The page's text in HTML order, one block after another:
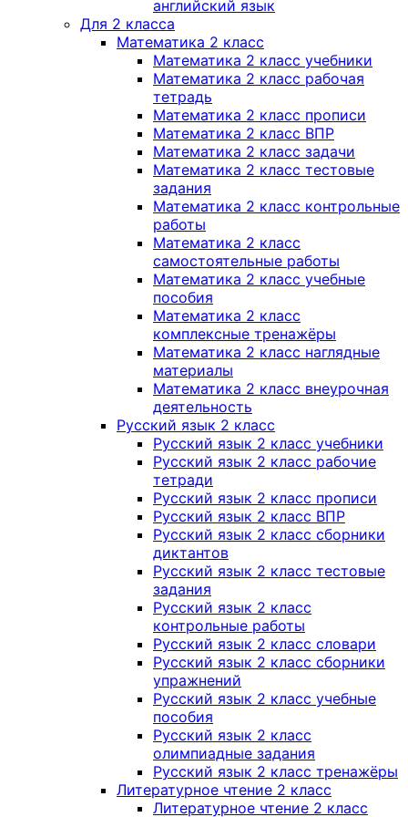
английский язык
Для 2 класса
Математика 2 класс
Математика 2 класс учебники
Математика 2 класс рабочая
тетрадь
Математика 2 класс прописи
Математика 2 класс ВПР
Математика 2 класс задачи
Математика 2 класс тестовые
задания
Математика 2 класс контрольные
работы
Математика 2 класс
самостоятельные работы
Математика 2 класс учебные
пособия
Математика 2 класс
комплексные тренажёры
Математика 2 класс наглядные
материалы
Математика 2 класс внеурочная
деятельность
Русский язык 2 класс
Русский язык 2 класс учебники
Русский язык 2 класс рабочие
тетради
Русский язык 2 класс прописи
Русский язык 2 класс ВПР
Русский язык 2 класс сборники
диктантов
Русский язык 2 класс тестовые
задания
Русский язык 2 класс
контрольные работы
Русский язык 2 класс словари
Русский язык 2 класс сборники
упражнений
Русский язык 2 класс учебные
пособия
Русский язык 2 класс
олимпиадные задания
Русский язык 2 класс тренажёры
Литературное чтение 2 класс
Литературное чтение 2 класс